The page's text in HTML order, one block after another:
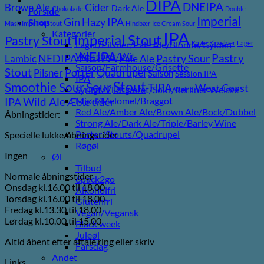
Forside
Shop
Kategorier
Lager/Pilsner/Pale Ale/Blonde/Gylden
Weissbier/Wit
Saison/Farmhouse/Grisette
IPA
Syrligt/Vildtgæret/Sour/Berliner Weisse
Mjød/Melomel/Braggot
Red Ale/Amber Ale/Brown Ale/Bock/Dubbel
Strong Ale/Dark Ale/Triple/Barley Wine
Porter/Stouts/Quadrupel
Røgøl
Øl
Tilbud
6pack2go
Alkoholfri
Glutenfri
Vegan/Vegansk
Black week
Juleøl
Farsdag
Andet
Brown Ale Chokolade Cider Dark Ale DIPA DNEIPA Double
Mash Imperial Stout Gin Hazy IPA Hindbær Ice Cream Sour Imperial
Pastry StoutImperial StoutIPA Kaffe Kirsebær Lager
Lambic NEDIPANEIPAPale Ale Pastry Sour Pastry
Stout Pilsner PorterQuadrupelSaisonSession IPA
Smoothie SourSourStoutTIPA Vanilje West Coast
IPAWild Ale Æble cider
Åbningstider:
Specielle lukke/åbningstider
Ingen
Normale åbningstider
Onsdag kl.16.00 til 18.00
Torsdag kl.16.00 til 18.00
Fredag kl.13.30 til 18.00
Lørdag kl.10.00 til 15.00
Altid åbent efter aftale ring eller skriv